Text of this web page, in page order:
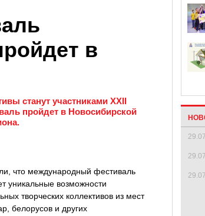
в
станут участниками XXII
пройдет в Новосибирской
что международный фестиваль
уникальные возможности
творческих коллективов из мест
белорусов и других
29.07
29.07
29.07